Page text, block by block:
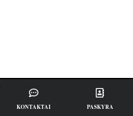
KONTAKTAI PASKYRA